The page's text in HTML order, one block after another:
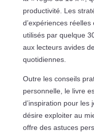
productivité. Les
d’expériences
utilisés par quelque
aux lecteurs avides
quotidiennes.
Outre les conseils
personnelle, le livre
d’inspiration pour les
désire exploiter au
offre des astuces